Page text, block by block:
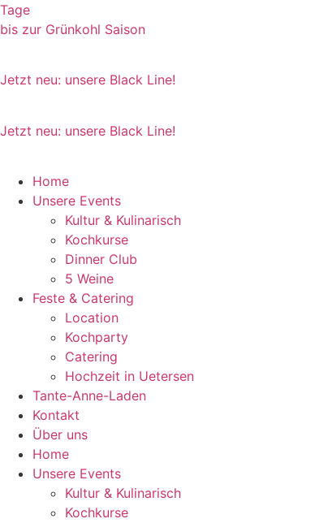
Zum
Inhalt
Tage
bis zur Grünkohl Saison
Jetzt neu: unsere Black Line!
Jetzt neu: unsere Black Line!
Home
Unsere Events
Kultur & Kulinarisch
Kochkurse
Dinner Club
5 Weine
Feste & Catering
Location
Kochparty
Catering
Hochzeit in Uetersen
Tante-Anne-Laden
Kontakt
Über uns
Home
Unsere Events
Kultur & Kulinarisch
Kochkurse